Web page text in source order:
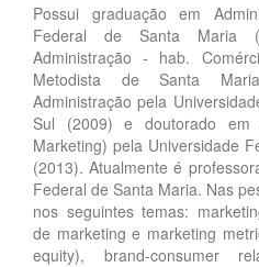
Possui graduação em
Federal de Santa Maria
Administração - hab.
Metodista de Santa
Administração pela
Sul (2009) e doutorado em
Marketing) pela Universidade
(2013). Atualmente é
Federal de Santa Maria. Nas
nos seguintes temas:
de marketing e marketing
equity), brand-consumer